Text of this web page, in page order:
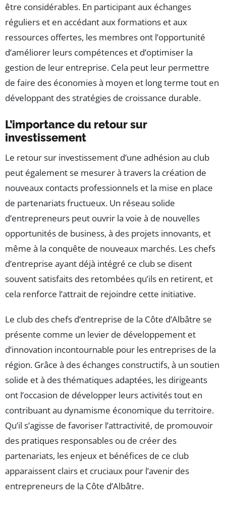
être considérables. En participant aux échanges
réguliers et en accédant aux formations et aux
ressources offertes, les membres ont l’opportunité
d’améliorer leurs compétences et d’optimiser la
gestion de leur entreprise. Cela peut leur permettre
de faire des économies à moyen et long terme tout en
développant des stratégies de croissance durable.
L’importance du retour sur
investissement
Le retour sur investissement d’une adhésion au club
peut également se mesurer à travers la création de
nouveaux contacts professionnels et la mise en place
de partenariats fructueux. Un réseau solide
d’entrepreneurs peut ouvrir la voie à de nouvelles
opportunités de business, à des projets innovants, et
même à la conquête de nouveaux marchés. Les chefs
d’entreprise ayant déjà intégré ce club se disent
souvent satisfaits des retombées qu’ils en retirent, et
cela renforce l’attrait de rejoindre cette initiative.
Le club des chefs d’entreprise de la Côte d’Albâtre se
présente comme un levier de développement et
d’innovation incontournable pour les entreprises de la
région. Grâce à des échanges constructifs, à un soutien
solide et à des thématiques adaptées, les dirigeants
ont l’occasion de développer leurs activités tout en
contribuant au dynamisme économique du territoire.
Qu’il s’agisse de favoriser l’attractivité, de promouvoir
des pratiques responsables ou de créer des
partenariats, les enjeux et bénéfices de ce club
apparaissent clairs et cruciaux pour l’avenir des
entrepreneurs de la Côte d’Albâtre.